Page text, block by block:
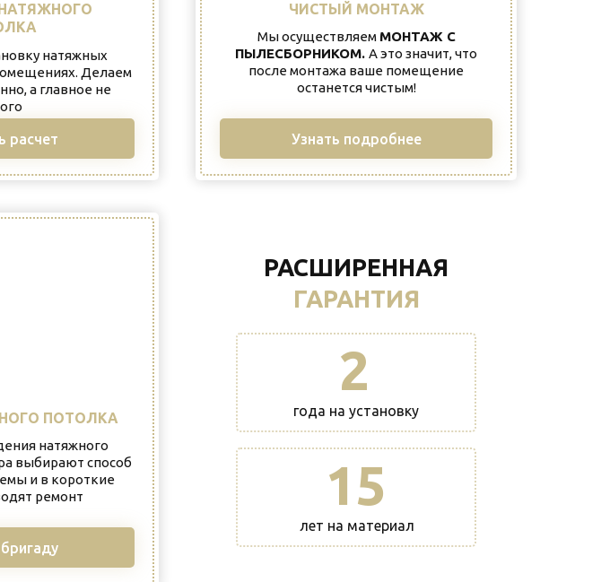
ПОТОЛКА
ЧИСТЫЙ МОНТАЖ
РАСШИРЕННАЯ
ГАРАНТИЯ
натяжных
Делаем
а главное не
натяжного
выбирают способ
и в короткие
ремонт
Мы осуществляем МОНТАЖ С
ПЫЛЕСБОРНИКОМ. А это значит, что
после монтажа ваше помещение
останется чистым!
года на установку
лет на материал
расчет Узнать подробнее
2
15